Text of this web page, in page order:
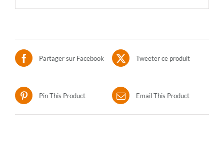
Partager sur Facebook Tweeter ce produit
Pin This Product Email This Product